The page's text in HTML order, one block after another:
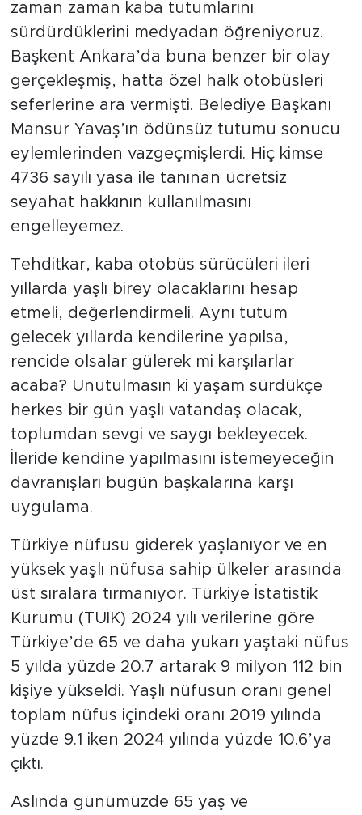
zaman zaman kaba tutumlarını
sürdürdüklerini medyadan öğreniyoruz.
Başkent Ankara’da buna benzer bir olay
gerçekleşmiş, hatta özel halk otobüsleri
seferlerine ara vermişti. Belediye Başkanı
Mansur Yavaş’ın ödünsüz tutumu sonucu
eylemlerinden vazgeçmişlerdi. Hiç kimse
4736 sayılı yasa ile tanınan ücretsiz
seyahat hakkının kullanılmasını
engelleyemez.
Tehditkar, kaba otobüs sürücüleri ileri
yıllarda yaşlı birey olacaklarını hesap
etmeli, değerlendirmeli. Aynı tutum
gelecek yıllarda kendilerine yapılsa,
rencide olsalar gülerek mi karşılarlar
acaba? Unutulmasın ki yaşam sürdükçe
herkes bir gün yaşlı vatandaş olacak,
toplumdan sevgi ve saygı bekleyecek.
İleride kendine yapılmasını istemeyeceğin
davranışları bugün başkalarına karşı
uygulama.
Türkiye nüfusu giderek yaşlanıyor ve en
yüksek yaşlı nüfusa sahip ülkeler arasında
üst sıralara tırmanıyor. Türkiye İstatistik
Kurumu (TÜİK) 2024 yılı verilerine göre
Türkiye’de 65 ve daha yukarı yaştaki nüfus
5 yılda yüzde 20.7 artarak 9 milyon 112 bin
kişiye yükseldi. Yaşlı nüfusun oranı genel
toplam nüfus içindeki oranı 2019 yılında
yüzde 9.1 iken 2024 yılında yüzde 10.6’ya
çıktı.
Aslında günümüzde 65 yaş ve